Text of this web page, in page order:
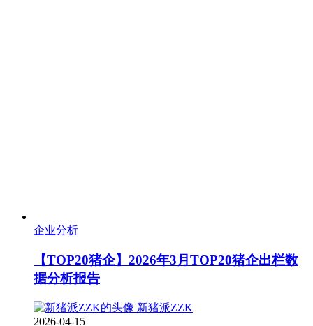
企业分析
【TOP20猪企】2026年3月TOP20猪企出栏数
据分析报告
新猪派ZZK
2026-04-15